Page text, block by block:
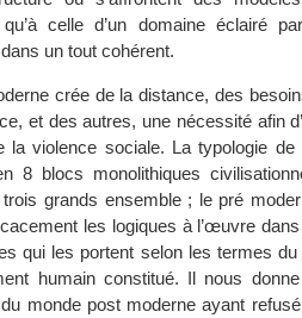
qu’à celle d’un domaine éclairé
un tout cohérent.
crée de la distance, des
et des autres, une nécessité afin
la violence sociale. La typologie
8 blocs monolithiques
grands ensemble ; le pré
les logiques à l’œuvre
qui les portent selon les termes du
humain constitué. Il nous
monde post moderne ayant